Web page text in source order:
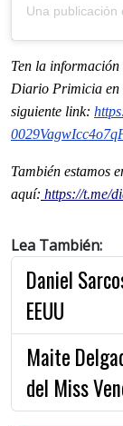
Ten la información
Diario Primicia en
siguiente link:
También estamos
aquí: https://t.me/
Lea También:
Daniel
EEUU
Maite
del Miss